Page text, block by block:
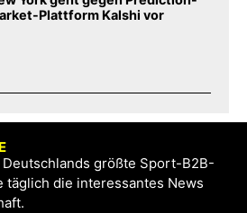
Plattform Kalshi vor
größte Sport-B2B-
täglich die interessantes News